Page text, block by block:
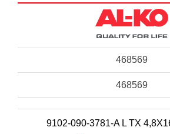
468569
468569
9102-090-3781-A L TX